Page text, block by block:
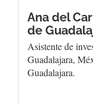
Ana del
de
Asistente de
Guadalajara,
Guadalajara.